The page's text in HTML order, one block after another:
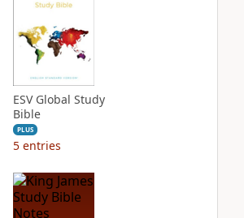
ESV Global Study
Bible
PLUS
5 entries